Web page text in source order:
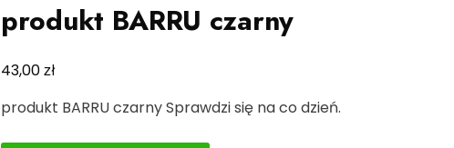
produkt BARRU czarny
43,00zł
produkt BARRU czarny Sprawdzi się na co dzień.